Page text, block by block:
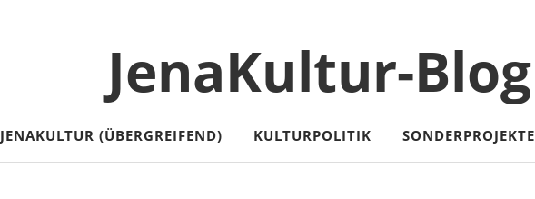
JenaKultur-Blog
JENAKULTUR (ÜBERGREIFEND) KULTURPOLITIK SONDERPROJEKTE